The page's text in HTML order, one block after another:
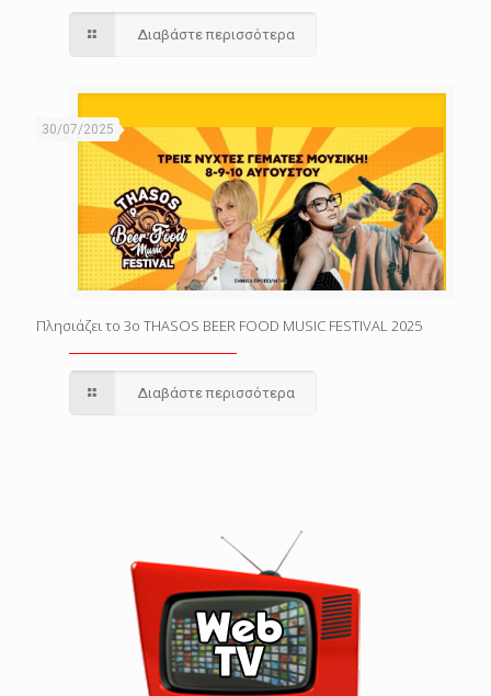
Διαβάστε περισσότερα
30/07/2025
Πλησιάζει το 3o THASOS BEER FOOD MUSIC FESTIVAL 2025
Διαβάστε περισσότερα